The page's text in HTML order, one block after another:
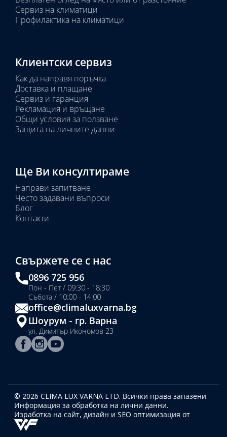
Сервиз на климатици
Профилактика на климатици
Клиентски сервиз
Как да направя поръчка
Доставка и плащане
Сервиз и гаранция
Рекламация и връщане
Общи условия за ползване
Защита на личните данни
Ще Ви консултираме
Направи запитване
Често задавани въпроси
Блог
Контакти
Свържете се с нас
0896 725 956
Пон - Пет / 09:30 - 18:30
Събота / 10:00 - 14:00
office@climaluxvarna.bg
Шоурум - гр. Варна
ул. Димитър Икономов 23
© 2026 CLIMA LUX VARNA LTD. Всички права запазени.
Информация за обработка на лични данни.
Изработка на сайт, дизайн и SEO оптимизация от